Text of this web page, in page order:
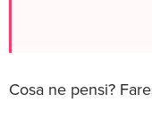
Cosa ne pensi?